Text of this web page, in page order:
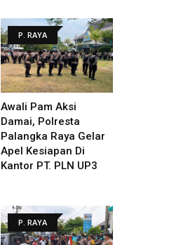
P. RAYA
Awali Pam Aksi
Damai, Polresta
Palangka Raya Gelar
Apel Kesiapan Di
Kantor PT. PLN UP3
P. RAYA